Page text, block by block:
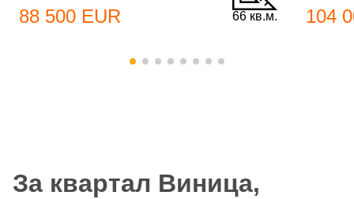
88 500 EUR 66 кв.м. 104
За квартал Виница,